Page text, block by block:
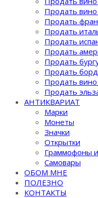
Продать
Продать
Продать
Продать
Продать
Продать
Продать
Продать
Продать
АНТИКВАРИАТ
Марки
Монеты
Значки
Открытки
Граммофоны
Самовары
ОБОМ МНЕ
ПОЛЕЗНО
КОНТАКТЫ